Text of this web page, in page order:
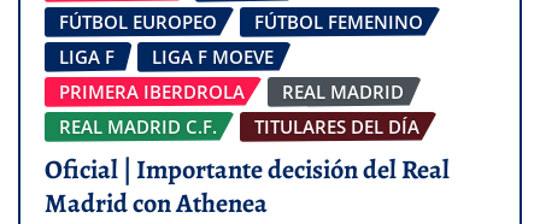
FÚTBOL EUROPEO
FÚTBOL FEMENINO
LIGA F
LIGA F MOEVE
PRIMERA IBERDROLA
REAL MADRID
REAL MADRID C.F.
TITULARES DEL DÍA
Oficial | Importante decisión del Real
Madrid con Athenea